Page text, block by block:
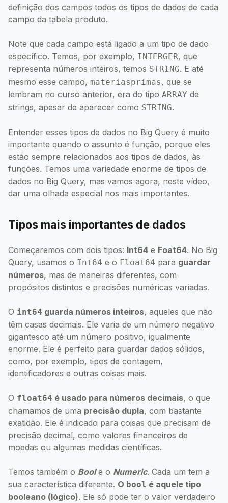
definição dos campos todos os tipos de dados de cada
campo da tabela produto.
Note que cada campo está ligado a um tipo de dado
específico. Temos, por exemplo, INTERGER, que
representa números inteiros, temos STRING. E até
mesmo esse campo, materiasprimas, que se
lembram no curso anterior, era do tipo ARRAY de
strings, apesar de aparecer como STRING.
Entender esses tipos de dados no Big Query é muito
importante quando o assunto é função, porque eles
estão sempre relacionados aos tipos de dados, às
funções. Temos uma variedade enorme de tipos de
dados no Big Query, mas vamos agora, neste vídeo,
dar uma olhada especial nos mais importantes.
Tipos mais importantes de dados
Começaremos com dois tipos: Int64 e Foat64. No Big
Query, usamos o Int64 e o Float64 para guardar
números, mas de maneiras diferentes, com
propósitos distintos e precisões numéricas variadas.
O int64 guarda números inteiros, aqueles que não
têm casas decimais. Ele varia de um número negativo
gigantesco até um número positivo, igualmente
enorme. Ele é perfeito para guardar dados sólidos,
como, por exemplo, tipos de contagem,
identificadores e outras coisas mais.
O float64 é usado para números decimais, o que
chamamos de uma precisão dupla, com bastante
exatidão. Ele é indicado para coisas que precisam de
precisão decimal, como valores financeiros de
moedas ou algumas medidas científicas.
Temos também o Boole o Numeric. Cada um tem a
sua característica diferente. O bool é aquele tipo
booleano (lógico). Ele só pode ter o valor verdadeiro